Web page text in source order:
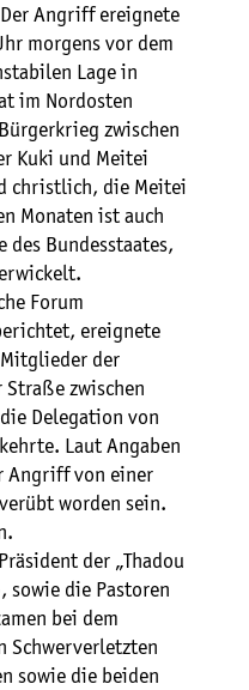
Angriff ereignete
morgens vor dem
Lage in
im Nordosten
zwischen
Kuki und Meitei
christlich, die Meitei
Monaten ist auch
Bundesstaates,
Forum
ereignete
der
Straße zwischen
Delegation von
Laut Angaben
Angriff von einer
worden sein.
der „Thadou
sowie die Pastoren
bei dem
Schwerverletzten
sowie die beiden